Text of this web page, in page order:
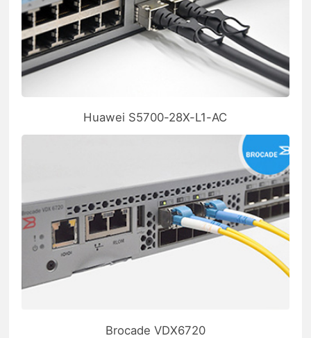
Huawei S5700-28X-L1-AC
Brocade VDX6720